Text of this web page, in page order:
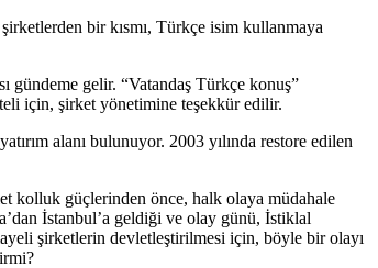
bir kısmı, Türkçe isim kullanmaya
gündeme gelir. “Vatandaş Türkçe konuş”
için, şirket yönetimine teşekkür edilir.
alanı bulunuyor. 2003 yılında restore edilen
kolluk güçlerinden önce, halk olaya müdahale
İstanbul’a geldiği ve olay günü, İstiklal
şirketlerin devletleştirilmesi için, böyle bir olayı